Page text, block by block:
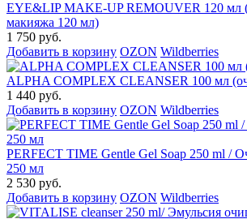
EYE&LIP MAKE-UP REMOUVER 120 мл
макияжа 120 мл)
1 750 руб.
Добавить в корзину OZON Wildberries
ALPHA COMPLEX СLEANSER 100 мл
1 440 руб.
Добавить в корзину OZON Wildberries
PERFECT TIME Gentle Gel Soap 250 ml /
250 мл
2 530 руб.
Добавить в корзину OZON Wildberries